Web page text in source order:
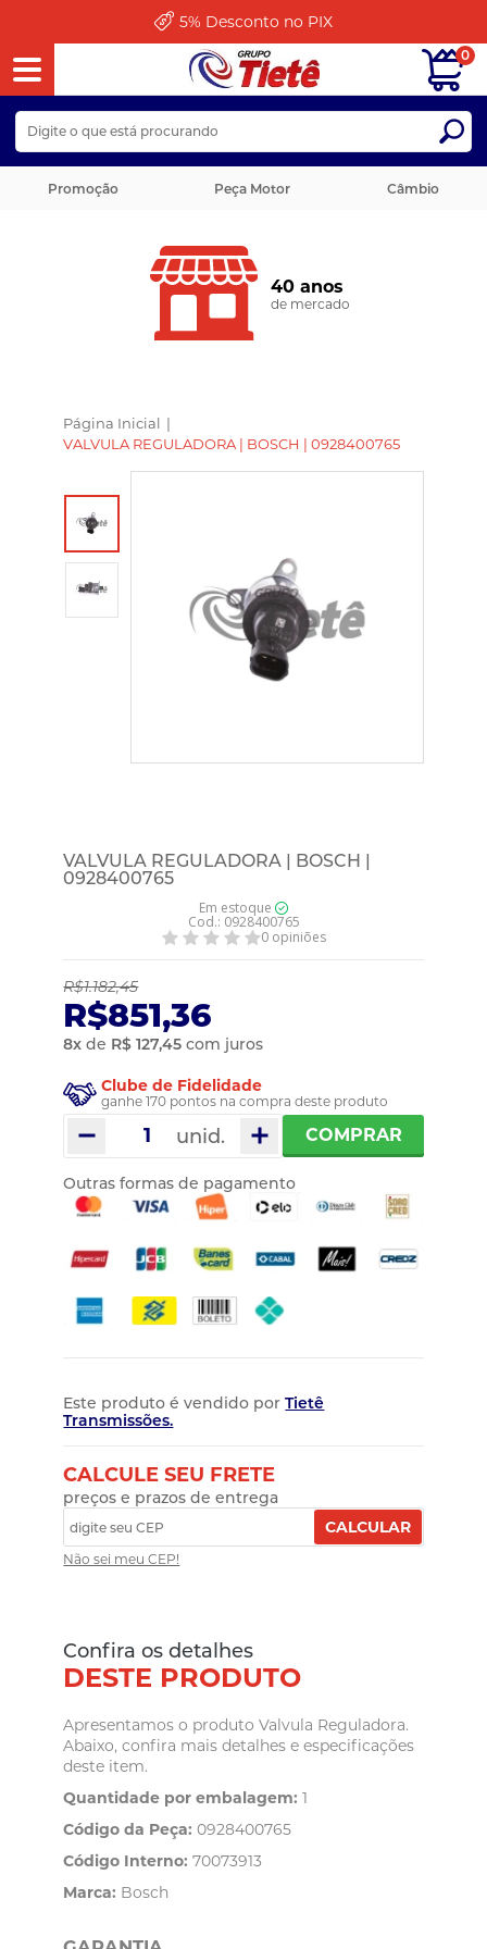
5% Desconto no PIX
Promoção Peça Motor Câmbio
0
40 anos
de mercado
Página Inicial |
VALVULA REGULADORA | BOSCH | 0928400765
VALVULA REGULADORA | BOSCH |
0928400765
Em estoque
Cod.: 0928400765
0 opiniões
R$1.182,45
R$851,36
8x de R$ 127,45 com juros
Clube de Fidelidade
ganhe 170 pontos na compra deste produto
unid. COMPRAR
Outras formas de pagamento
Este produto é vendido porTietê
Transmissões.
CALCULE SEU FRETE
preços e prazos de entrega
CALCULAR
Não sei meu CEP!
Confira os detalhes
DESTE PRODUTO
Apresentamos o produto Valvula Reguladora.
Abaixo, confira mais detalhes e especificações
deste item.
Quantidade por embalagem: 1
Código da Peça: 0928400765
Código Interno: 70073913
Marca: Bosch